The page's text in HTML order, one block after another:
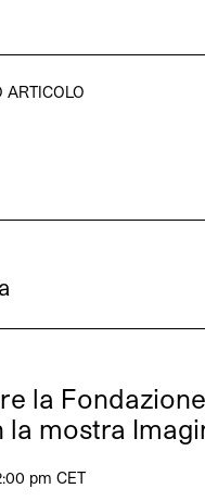
ARTICOLO
la Fondazione
mostra
pm CET